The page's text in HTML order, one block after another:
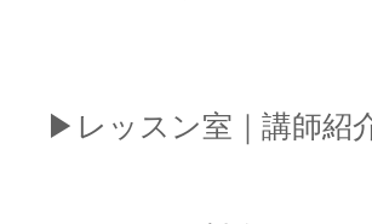
​▶︎レッスン室｜講師紹